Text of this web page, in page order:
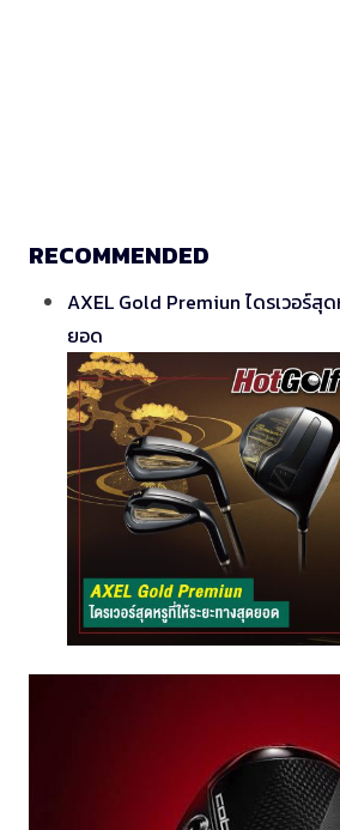
RECOMMENDED
AXEL Gold Premiun ไดรเวอร์สุด
ยอด